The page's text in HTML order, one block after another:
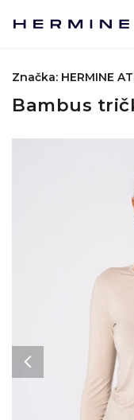
Bambus
Značka: HERMINE